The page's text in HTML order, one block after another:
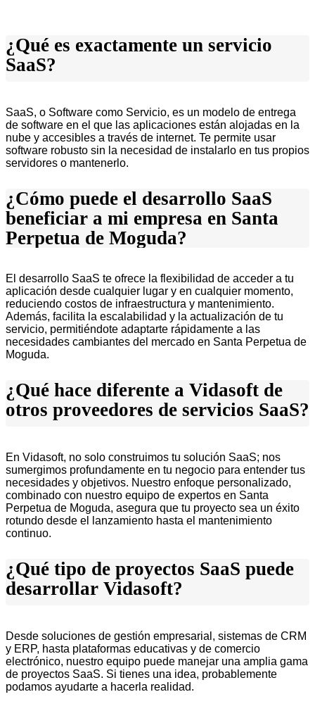
¿Qué es exactamente un servicio
SaaS?
SaaS, o Software como Servicio, es un modelo de entrega
de software en el que las aplicaciones están alojadas en la
nube y accesibles a través de internet. Te permite usar
software robusto sin la necesidad de instalarlo en tus propios
servidores o mantenerlo.
¿Cómo puede el desarrollo SaaS
beneficiar a mi empresa en Santa
Perpetua de Moguda?
El desarrollo SaaS te ofrece la flexibilidad de acceder a tu
aplicación desde cualquier lugar y en cualquier momento,
reduciendo costos de infraestructura y mantenimiento.
Además, facilita la escalabilidad y la actualización de tu
servicio, permitiéndote adaptarte rápidamente a las
necesidades cambiantes del mercado en Santa Perpetua de
Moguda.
¿Qué hace diferente a Vidasoft de
otros proveedores de servicios SaaS?
En Vidasoft, no solo construimos tu solución SaaS; nos
sumergimos profundamente en tu negocio para entender tus
necesidades y objetivos. Nuestro enfoque personalizado,
combinado con nuestro equipo de expertos en Santa
Perpetua de Moguda, asegura que tu proyecto sea un éxito
rotundo desde el lanzamiento hasta el mantenimiento
continuo.
¿Qué tipo de proyectos SaaS puede
desarrollar Vidasoft?
Desde soluciones de gestión empresarial, sistemas de CRM
y ERP, hasta plataformas educativas y de comercio
electrónico, nuestro equipo puede manejar una amplia gama
de proyectos SaaS. Si tienes una idea, probablemente
podamos ayudarte a hacerla realidad.